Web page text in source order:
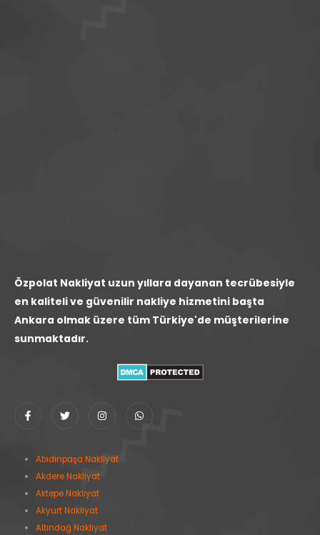
Özpolat Nakliyat uzun yıllara dayanan tecrübesiyle
en kaliteli ve güvenilir nakliye hizmetini başta
Ankara olmak üzere tüm Türkiye'de müşterilerine
sunmaktadır.
Abidinpaşa Nakliyat
Akdere Nakliyat
Aktepe Nakliyat
Akyurt Nakliyat
Altındağ Nakliyat